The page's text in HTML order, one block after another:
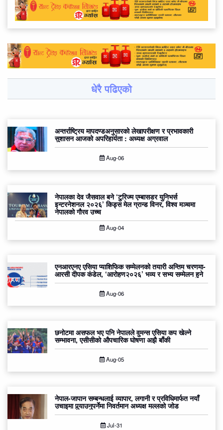
धेरै पढिएको
अन्तर्राष्ट्रिय मापदण्डअनुसारको लेखापरीक्षण र प्रभावकारी
सुशासन आजको अपरिहार्यता : अध्यक्ष अग्रवाल
Aug-06
नेपालका देव जैसवाल बने ‘टुरिज्म एम्बासडर युनिभर्स
इन्टरनेशनल २०२६’ किड्स मेल ग्रान्ड विनर, विश्व मञ्चमा
नेपालको गौरव उच्च
Aug-04
एनआरएनए एसिया प्याशिफिक सम्मेलनको तयारी अन्तिम चरणमा-
आरसी दीपक कंडेल, ‘आरोहण२०२६’ भव्य र सभ्य सम्मेलन हुने
Aug-06
छनोटमा असफल भए पनि नेपालले वुमन्स एसिया कप खेल्ने
सम्भावना, एसीसीको औपचारिक घोषणा अझै बाँकी
Aug-05
नेपाल-जापान सम्बन्धलाई व्यापार, लगानी र प्रविधिमार्फत नयाँ
उचाइमा पुर्‍याउनुपर्नेमा निवर्तमान अध्यक्ष मल्लको जोड
Jul-31